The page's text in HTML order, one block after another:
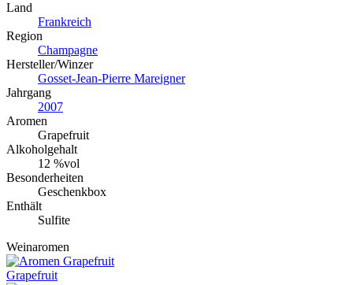
Land
Frankreich
Region
Champagne
Hersteller/Winzer
Gosset-Jean-Pierre Mareigner
Jahrgang
2007
Aromen
Grapefruit
Alkoholgehalt
12 %vol
Besonderheiten
Geschenkbox
Enthält
Sulfite
Weinaromen
Grapefruit